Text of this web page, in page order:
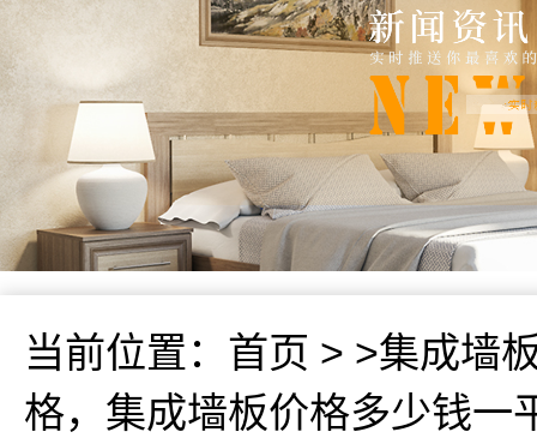
当前位置： 首页 > >集成墙
格，集成墙板价格多少钱一